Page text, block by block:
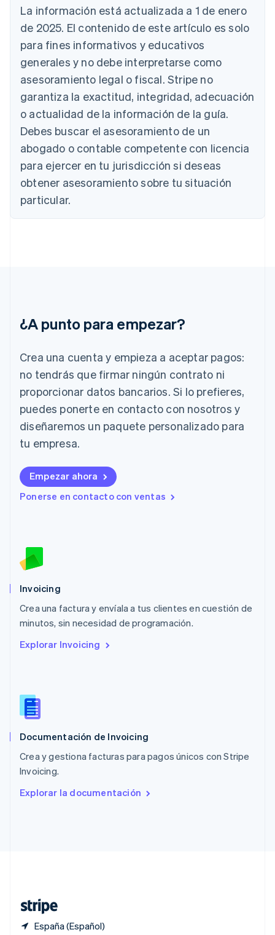
La información está actualizada a 1 de enero
de 2025. El contenido de este artículo es solo
para fines informativos y educativos
generales y no debe interpretarse como
asesoramiento legal o fiscal. Stripe no
garantiza la exactitud, integridad, adecuación
o actualidad de la información de la guía.
Debes buscar el asesoramiento de un
abogado o contable competente con licencia
para ejercer en tu jurisdicción si deseas
obtener asesoramiento sobre tu situación
particular.
¿A punto para empezar?
Crea una cuenta y empieza a aceptar pagos:
no tendrás que firmar ningún contrato ni
proporcionar datos bancarios. Si lo prefieres,
puedes ponerte en contacto con nosotros y
diseñaremos un paquete personalizado para
tu empresa.
Empezar ahora
Ponerse en contacto con ventas
Invoicing
Crea una factura y envíala a tus clientes en cuestión de
minutos, sin necesidad de programación.
Explorar Invoicing
Documentación de Invoicing
Crea y gestiona facturas para pagos únicos con Stripe
Invoicing.
Explorar la documentación
España (Español)
Dinamarca
Emiratos Árabes Unidos
English
Eslovaquia
Eslovenia
English Italiano
España
Estados Unidos
EnglishEspañol简体中文
Estonia
English
Finlandia
EnglishSvenska
English
Irlanda
Italia
ItalianoEnglish
Japón
日本語
Letonia
English
DeutschEnglish
English
Luxemburgo
FrançaisDeutschEnglish
English
México
Noruega
English
Nueva Zelanda
English
NederlandsEnglish
Português
RAE de Hong Kong, China
Reino Unido
República Checa
English
English